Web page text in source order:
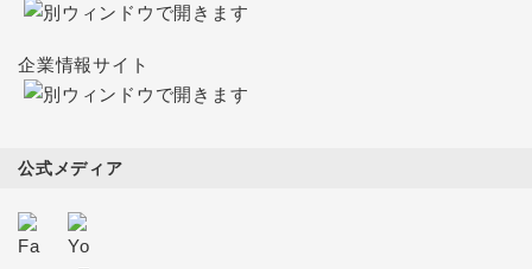
企業情報サイト
公式メディア